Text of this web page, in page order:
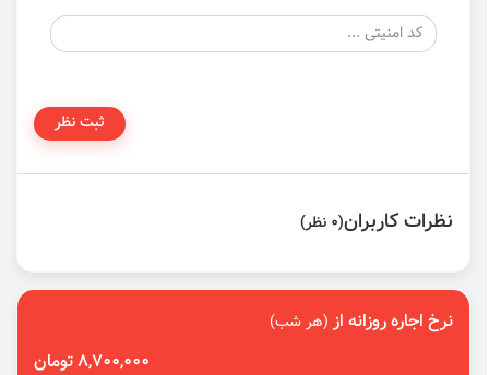
ثبت نظر
نظرات کاربران(0 نظر)
نرخ اجاره روزانه از(هر شب)
8,700,000 تومان